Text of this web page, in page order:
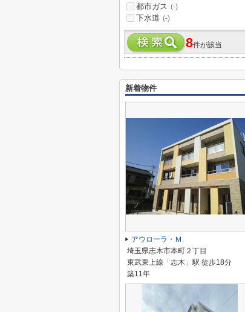
都市ガス (-)
下水道 (-)
8件が該当
新着物件
アウローラ・Ｍ
埼玉県志木市本町２丁目
東武東上線「志木」駅 徒歩18分
築11年